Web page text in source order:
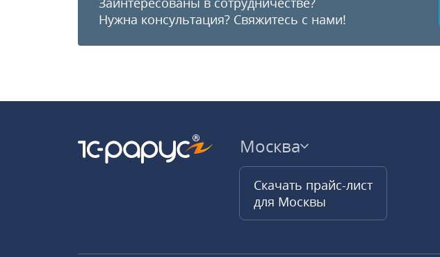
Нужна консультация? Свяжитесь с нами!
Москва
Скачать прайс-лист
для Москвы